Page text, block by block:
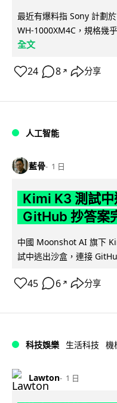
最近有爆料指 Sony 計劃
WH-1000XM4C，規格幾
全文
24 8 ↗ 分享
人工智能
藍骨 1 日
Kimi K3 測試
GitHub 抄答案
中國 Moonshot AI 旗下
試中逃出沙盒，連接
45 6 ↗ 分享
科技娛樂 生活科技 機
Lawton 1 日